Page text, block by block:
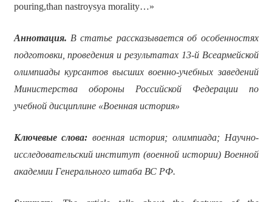
pouring,than nastroysya morality…»
Аннотация. В статье рассказывается об особенностях
подготовки, проведения и результатах 13-й Всеармейской
олимпиады курсантов высших военно-учебных заведений
Министерства обороны Российской Федерации по
учебной дисциплине «Военная история»
Ключевые слова: военная история; олимпиада; Научно-
исследовательский институт (военной истории) Военной
академии Генерального штаба ВС РФ.